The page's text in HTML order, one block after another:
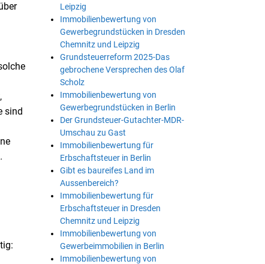
sind
Leipzig
Immobilienbewertung von
Gewerbegrundstücken in Dresden
Chemnitz und Leipzig
Grundsteuerreform 2025-Das
gebrochene Versprechen des Olaf
Scholz
Immobilienbewertung von
Gewerbegrundstücken in Berlin
Der Grundsteuer-Gutachter-MDR-
Umschau zu Gast
Immobilienbewertung für
Erbschaftsteuer in Berlin
Gibt es baureifes Land im
Aussenbereich?
Immobilienbewertung für
Erbschaftsteuer in Dresden
Chemnitz und Leipzig
Immobilienbewertung von
Gewerbeimmobilien in Berlin
Immobilienbewertung von